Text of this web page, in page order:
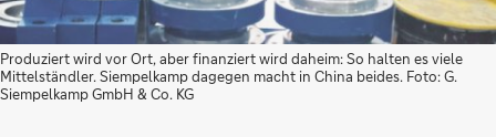
Produziert wird vor Ort, aber finanziert wird daheim: So halten es viele
Mittelständler. Siempelkamp dagegen macht in China beides. Foto: G.
Siempelkamp GmbH & Co. KG